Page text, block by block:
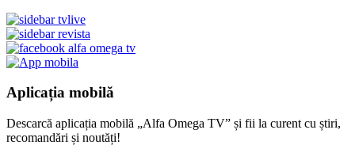
Aplicația mobilă
Descarcă aplicația mobilă „Alfa Omega TV” și fii la curent cu știri,
recomandări și noutăți!